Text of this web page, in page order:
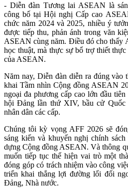
- Diễn đàn Tương lai ASEAN là
công bố tại Hội nghị Cấp cao
chức năm 2024 và 2025, nhiều ý
được tiếp thu, phản ánh trong văn
ASEAN cùng năm. Điều đó cho thấy
học thuật, mà thực sự bổ trợ thiết
của ASEAN.
Năm nay, Diễn đàn diễn ra đúng
khai Tầm nhìn Cộng đồng ASEAN
ngoại đa phương cấp cao lớn đầu
hội Đảng lần thứ XIV, bầu cử
nhân dân các cấp.
Chúng tôi kỳ vọng AFF 2026 sẽ
sáng kiến và khuyến nghị chính
dựng Cộng đồng ASEAN. Và thông
muốn tiếp tục thể hiện vai trò một
đóng góp có trách nhiệm vào công
triển khai thắng lợi đường lối đối
Đảng, Nhà nước.